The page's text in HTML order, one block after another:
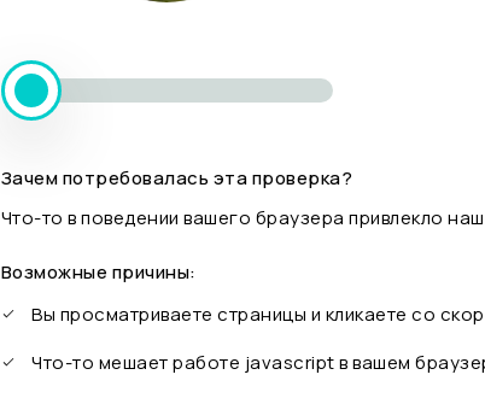
Зачем потребовалась эта проверка?
Что-то в поведении вашего браузера привлекло
Возможные причины:
Вы просматриваете страницы и кликаете со
Что-то мешает работе javascript в вашем